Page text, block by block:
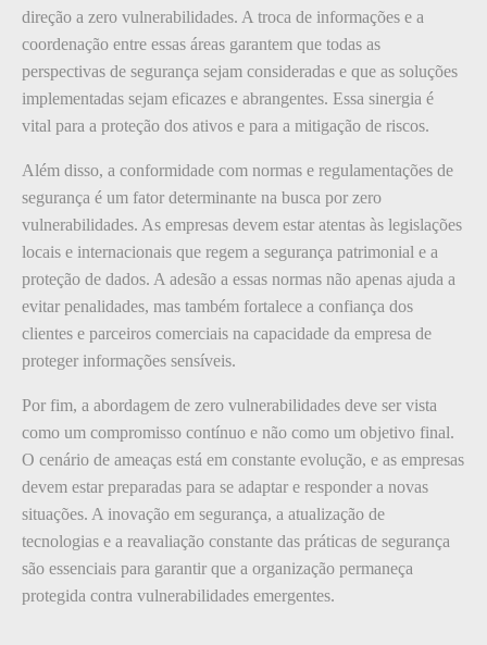
direção a zero vulnerabilidades. A troca de informações e a
coordenação entre essas áreas garantem que todas as
perspectivas de segurança sejam consideradas e que as soluções
implementadas sejam eficazes e abrangentes. Essa sinergia é
vital para a proteção dos ativos e para a mitigação de riscos.
Além disso, a conformidade com normas e regulamentações de
segurança é um fator determinante na busca por zero
vulnerabilidades. As empresas devem estar atentas às legislações
locais e internacionais que regem a segurança patrimonial e a
proteção de dados. A adesão a essas normas não apenas ajuda a
evitar penalidades, mas também fortalece a confiança dos
clientes e parceiros comerciais na capacidade da empresa de
proteger informações sensíveis.
Por fim, a abordagem de zero vulnerabilidades deve ser vista
como um compromisso contínuo e não como um objetivo final.
O cenário de ameaças está em constante evolução, e as empresas
devem estar preparadas para se adaptar e responder a novas
situações. A inovação em segurança, a atualização de
tecnologias e a reavaliação constante das práticas de segurança
são essenciais para garantir que a organização permaneça
protegida contra vulnerabilidades emergentes.